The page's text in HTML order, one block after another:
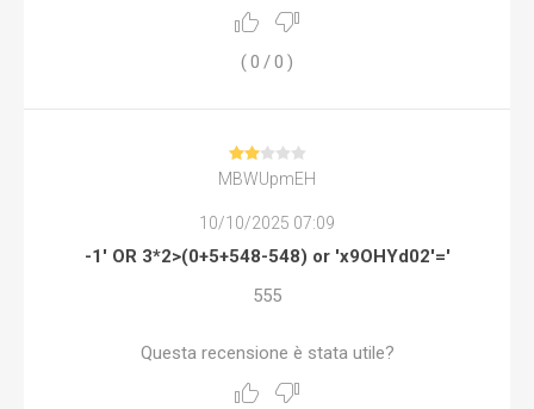
( 0 /0 )
MBWUpmEH
10/10/2025 07:09
-1' OR 3*2>(0+5+548-548) or 'x9OHYd02'='
555
Questa recensione è stata utile?